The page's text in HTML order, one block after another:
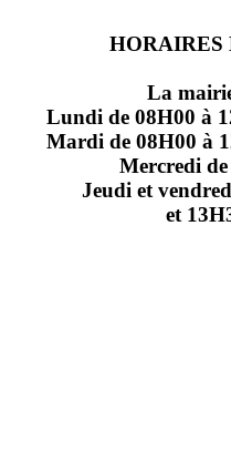
HORAIRES
La
Lundi de 08H00 à
Mardi de 08H00 à
Mercredi
Jeudi et
et